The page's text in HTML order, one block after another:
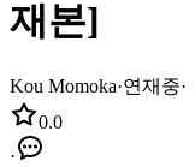
재본]
Kou Momoka·연재중·
0.0
·